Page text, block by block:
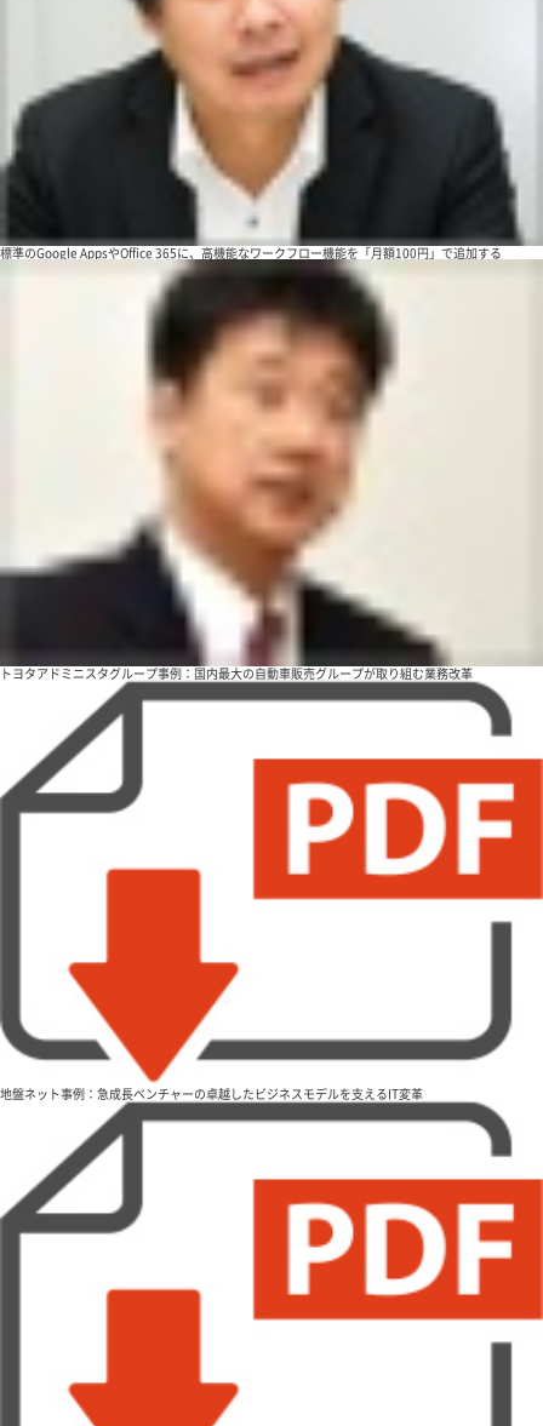
標準のGoogle AppsやOffice 365に、高機能なワークフロー機能を「月額100円」で追加する
トヨタアドミニスタグループ事例：国内最大の自動車販売グループが取り組む業務改革
地盤ネット事例：急成長ベンチャーの卓越したビジネスモデルを支えるIT変革